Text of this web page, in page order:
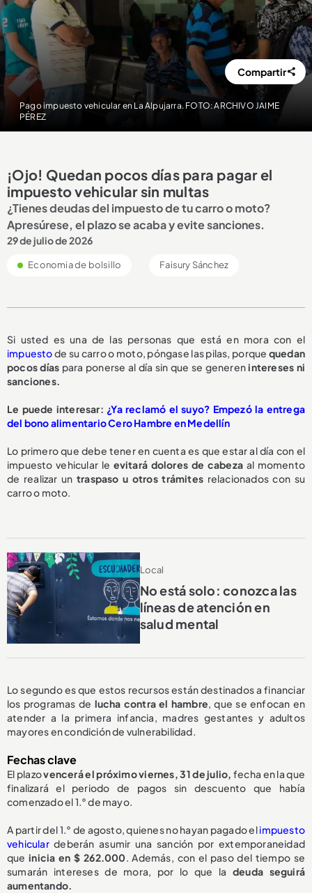
Pago impuesto vehicular en La Alpujarra. FOTO: ARCHIVO JAIME
PÉREZ
Compartir
¡Ojo! Quedan pocos días para pagar el
impuesto vehicular sin multas
¿Tienes deudas del impuesto de tu carro o moto?
Apresúrese, el plazo se acaba y evite sanciones.
29 de julio de 2026
Economia de bolsillo Faisury Sánchez
Si usted es una de las personas que está en mora con el
impuestode su carro o moto, póngase las pilas, porque quedan
pocos días para ponerse al día sin que se generenintereses ni
sanciones.
Le puede interesar: ¿Ya reclamó el suyo? Empezó la entrega
del bono alimentario Cero Hambre en Medellín
Lo primero que debe tener en cuenta es que estar al día con el
impuesto vehicular le evitará dolores de cabezaal momento
de realizar un traspaso u otros trámites relacionados con su
carro o moto.
Local
No está solo: conozca las
líneas de atención en
salud mental
Lo segundo es que estos recursos están destinados a financiar
los programas de lucha contra el hambre, que se enfocan en
atender a la primera infancia, madres gestantes y adultos
mayores en condición de vulnerabilidad.
Fechas clave
El plazovencerá el próximo viernes, 31 de julio, fecha en la que
finalizará el periodo de pagos sin descuento que había
comenzado el 1.° de mayo.
A partir del 1.° de agosto, quienes no hayan pagado elimpuesto
vehiculardeberán asumir una sanción por extemporaneidad
queinicia en $ 262.000. Además, con el paso del tiempo se
sumarán intereses de mora, por lo que la deuda seguirá
aumentando.